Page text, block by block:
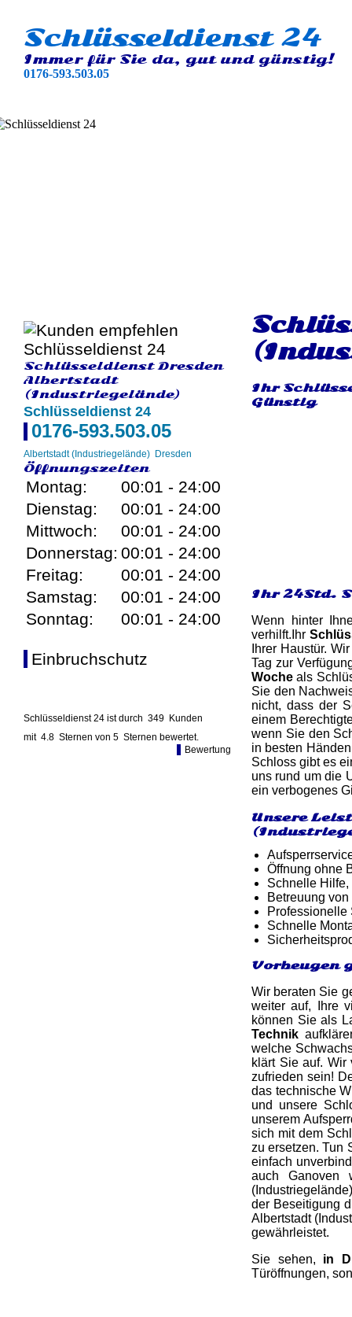
Schlüsseldienst 24
Immer für Sie da, gut und günstig!
0176-593.503.05
Schlüsseldienst Dresden
Albertstadt
(Industriegelände)
Schlüsseldienst 24
0176-593.503.05
Albertstadt (Industriegelände) Dresden
Öffnungszeiten
Montag:
00:01 - 24:00
Dienstag:
00:01 - 24:00
Mittwoch:
00:01 - 24:00
Donnerstag: 00:01 - 24:00
Freitag:
00:01 - 24:00
Samstag:
00:01 - 24:00
Sonntag:
00:01 - 24:00
Einbruchschutz
Schlüsseldienst 24 ist durch 349 Kunden
mit 4.8 Sternen von 5 Sternen bewertet.
Bewertung
Ihr
Günstig
Ihr 24Std.
Wenn hinter
verhilft.Ihr
Ihrer Haustür.
Tag zur
Woche als
Sie den
nicht, dass der
einem
wenn Sie den
in besten
Schloss gibt es
uns rund um die
ein verbogenes
Unsere
Öffnung ohne
Schnelle Hilfe,
Betreuung
Professionelle
Schnelle
Vorbeugen
Wir beraten Sie
weiter auf, Ihre
können Sie als
Technik
welche
klärt Sie auf.
zufrieden sein!
das technische
und unsere
unserem
sich mit dem
zu ersetzen. Tun
einfach
auch Ganoven
der Beseitigung
Albertstadt
gewährleistet.
Sie sehen, in
Türöffnungen,